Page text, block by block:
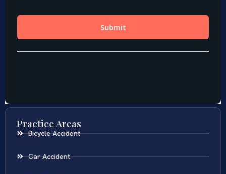
Practice Areas
Bicycle Accident
Car Accident